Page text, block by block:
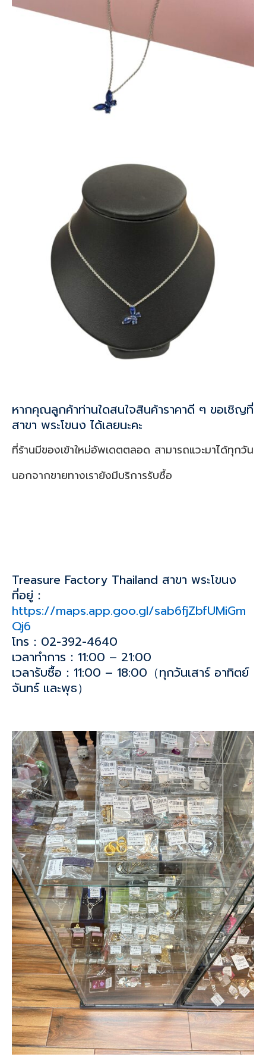
หากคุณลูกค้าท่านใดสนใจสินค้าราคาดี ๆ ขอเชิญที่
สาขา พระโขนง ได้เลยนะคะ
ที่ร้านมีของเข้าใหม่อัพเดตตลอด สามารถแวะมาได้ทุกวัน
นอกจากขายทางเรายังมีบริการรับซื้อ
Treasure Factory Thailand สาขา พระโขนง
ที่อยู่：
https://maps.app.goo.gl/sab6fjZbfUMiGm
Qj6
โทร：02-392-4640
เวลาทำการ：11:00 – 21:00
เวลารับซื้อ：11:00 – 18:00（ทุกวันเสาร์ อาทิตย์
จันทร์ และพุธ）